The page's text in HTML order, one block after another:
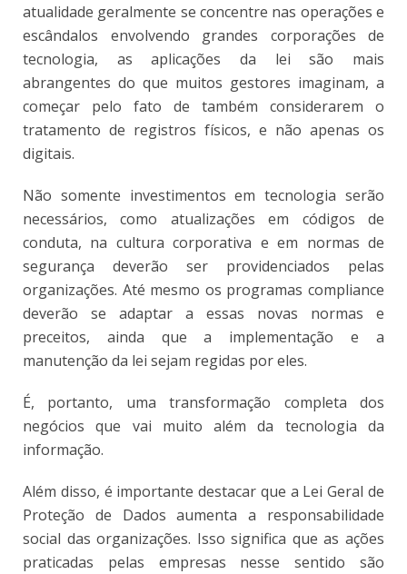
atualidade geralmente se concentre nas operações e
escândalos envolvendo grandes corporações de
tecnologia, as aplicações da lei são mais
abrangentes do que muitos gestores imaginam, a
começar pelo fato de também considerarem o
tratamento de registros físicos, e não apenas os
digitais.
Não somente investimentos em tecnologia serão
necessários, como atualizações em códigos de
conduta, na cultura corporativa e em normas de
segurança deverão ser providenciados pelas
organizações. Até mesmo os programas compliance
deverão se adaptar a essas novas normas e
preceitos, ainda que a implementação e a
manutenção da lei sejam regidas por eles.
É, portanto, uma transformação completa dos
negócios que vai muito além da tecnologia da
informação.
Além disso, é importante destacar que a Lei Geral de
Proteção de Dados aumenta a responsabilidade
social das organizações. Isso significa que as ações
praticadas pelas empresas nesse sentido são